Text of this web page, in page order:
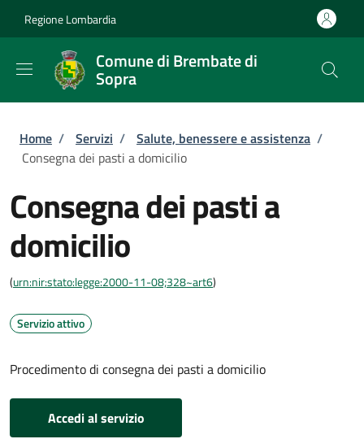
Regione Lombardia
Comune di Brembate di
Sopra
Briciole di pane
Home / Servizi / Salute, benessere e assistenza /
Consegna dei pasti a domicilio
Consegna dei pasti a
domicilio
(urn:nir:stato:legge:2000-11-08;328~art6)
Servizio attivo
Procedimento di consegna dei pasti a domicilio
Accedi al servizio